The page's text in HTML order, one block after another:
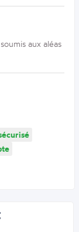
aux aléas